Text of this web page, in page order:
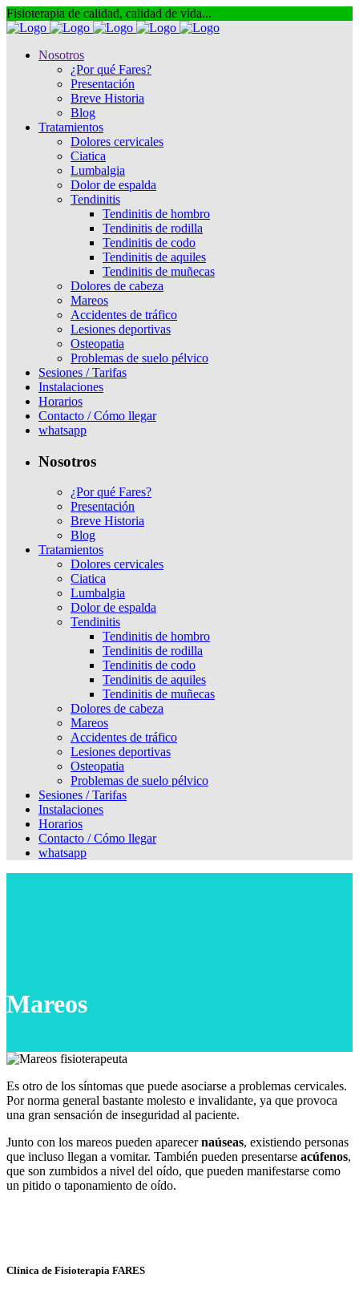
Fisioterapia de calidad, calidad de vida...
Nosotros
¿Por qué Fares?
Presentación
Breve Historia
Blog
Tratamientos
Dolores cervicales
Ciatica
Lumbalgia
Dolor de espalda
Tendinitis
Tendinitis de hombro
Tendinitis de rodilla
Tendinitis de codo
Tendinitis de aquiles
Tendinitis de muñecas
Dolores de cabeza
Mareos
Accidentes de tráfico
Lesiones deportivas
Osteopatia
Problemas de suelo pélvico
Sesiones / Tarifas
Instalaciones
Horarios
Contacto / Cómo llegar
whatsapp
Nosotros
¿Por qué Fares?
Presentación
Breve Historia
Blog
Tratamientos
Dolores cervicales
Ciatica
Lumbalgia
Dolor de espalda
Tendinitis
Tendinitis de hombro
Tendinitis de rodilla
Tendinitis de codo
Tendinitis de aquiles
Tendinitis de muñecas
Dolores de cabeza
Mareos
Accidentes de tráfico
Lesiones deportivas
Osteopatia
Problemas de suelo pélvico
Sesiones / Tarifas
Instalaciones
Horarios
Contacto / Cómo llegar
whatsapp
Mareos
Es otro de los síntomas que puede asociarse a problemas cervicales.
Por norma general bastante molesto e invalidante, ya que provoca
una gran sensación de inseguridad al paciente.
Junto con los mareos pueden aparecernaúseas, existiendo personas
que incluso llegan a vomitar. También pueden presentarse acúfenos,
que son zumbidos a nivel del oído, que pueden manifestarse como
un pitido o taponamiento de oído.
Clínica de Fisioterapia FARES